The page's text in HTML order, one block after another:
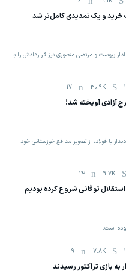
خرید و یک تمدیدی کامل‌تر شد
پیوست و مرتضی منصوری نیز قراردادش را با
30.9K
17
آزادی آویخته شد!
با فولاد، از تصویر مدافع خوزستانی خود
9.7K
14
توفانی شروع کرده بودیم
است.
7.8K
9
بازی تراکتور رسیدند